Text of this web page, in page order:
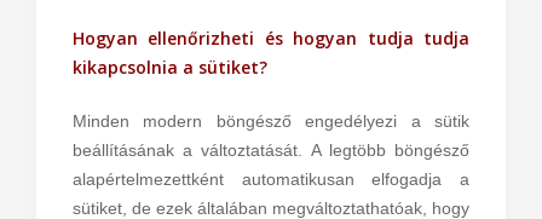
Hogyan ellenőrizheti és hogyan tudja tudja
kikapcsolnia a sütiket?
Minden modern böngésző engedélyezi a sütik
beállításának a változtatását. A legtöbb böngésző
alapértelmezettként automatikusan elfogadja a
sütiket, de ezek általában megváltoztathatóak, hogy